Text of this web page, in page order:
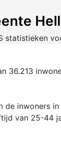
statistieken
inwoners
van 25-44